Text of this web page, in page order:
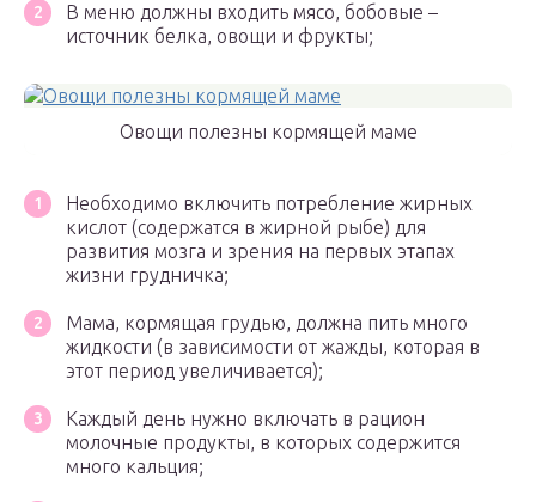
В меню должны входить мясо, бобовые –
источник белка, овощи и фрукты;
Овощи полезны кормящей маме
Необходимо включить потребление жирных
кислот (содержатся в жирной рыбе) для
развития мозга и зрения на первых этапах
жизни грудничка;
Мама, кормящая грудью, должна пить много
жидкости (в зависимости от жажды, которая в
этот период увеличивается);
Каждый день нужно включать в рацион
молочные продукты, в которых содержится
много кальция;